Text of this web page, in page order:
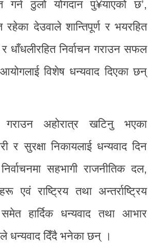
ठुलो योगदान पु¥याएको छ’,
रहेका देउवाले शान्तिपूर्ण र भयरहित
र धाँधलीरहित निर्वाचन गराउन सफल
आयोगलाई विशेष धन्यवाद दिएका छन्
गराउन अहोरात्र खटिनु भएका
र सुरक्षा निकायलाई धन्यवाद दिन
सहभागी राजनीतिक दल,
एवं राष्ट्रिय तथा अन्तर्राष्ट्रिय
समेत हार्दिक धन्यवाद तथा आभार
धन्यवाद दिँदै भनेका छन् ।